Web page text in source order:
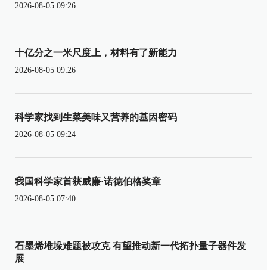
2026-08-05 09:26
十亿分之一米尺度上，材料有了新能力
2026-08-05 09:26
科学家找到生菜美味又营养的基因密码
2026-08-05 09:24
我国科学家首获威廉·诺德伯格奖章
2026-08-05 07:40
石墨烯堆垛难题被攻克 有望推动新一代拓扑量子器件发
展